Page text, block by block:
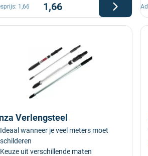
1,66
1,66
Verlengsteel
Ideaal wanneer je veel meters moet
schilderen
Keuze uit verschillende maten